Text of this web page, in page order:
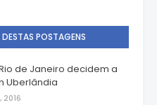
POSTAGENS
de Janeiro decidem a
Uberlândia
2016